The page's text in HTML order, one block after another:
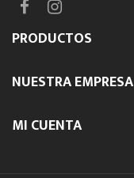
PRODUCTOS
NUESTRA EMPRESA
MI CUENTA